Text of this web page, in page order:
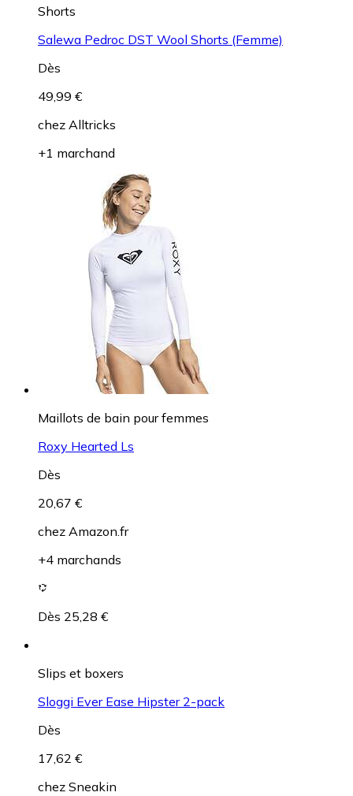
Shorts
Salewa Pedroc DST Wool Shorts (Femme)
Dès
49,99 €
chez Alltricks
+1 marchand
Maillots de bain pour femmes
Roxy Hearted Ls
Dès
20,67 €
chez Amazon.fr
+4 marchands
Dès 25,28 €
Slips et boxers
Sloggi Ever Ease Hipster 2-pack
Dès
17,62 €
chez Sneakin